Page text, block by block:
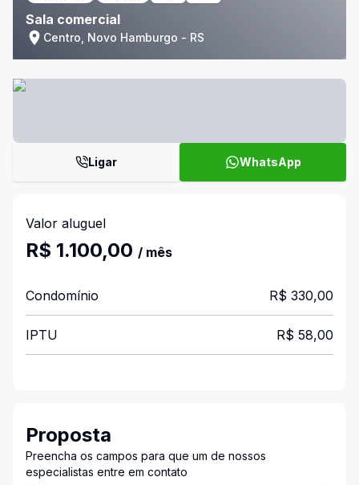
Sala comercial
Centro, Novo Hamburgo - RS
Ligar WhatsApp
Valor aluguel
R$ 1.100,00 / mês
Condomínio R$ 330,00
IPTU R$ 58,00
Proposta
Preencha os campos para que um de nossos
especialistas entre em contato